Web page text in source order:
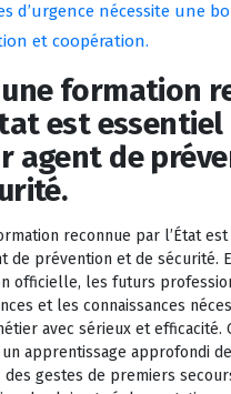
d’urgence nécessite une
et coopération.
formation
est
agent de
reconnue par l’État
de prévention et de sécurité.
officielle, les futurs
et les connaissances
avec sérieux et efficacité.
apprentissage approfondi
gestes de premiers